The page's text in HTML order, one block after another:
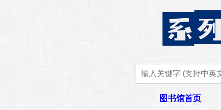
图书馆首页